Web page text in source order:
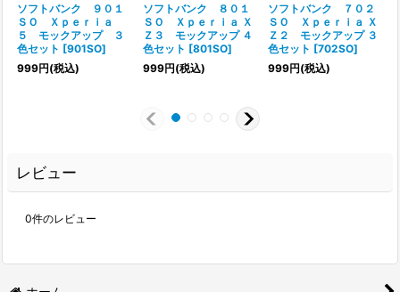
ソフトバンク ９０１
ＳＯ Ｘｐｅｒｉａ
５ モックアップ ３
色セット [901SO]
999円(税込)
ソフトバンク ８０１
ＳＯ Ｘｐｅｒｉａ Ｘ
Ｚ３ モックアップ ４
色セット [801SO]
999円(税込)
ソフトバンク ７０２
ＳＯ Ｘｐｅｒｉａ Ｘ
Ｚ２ モックアップ ３
色セット [702SO]
999円(税込)
レビュー
0件のレビュー